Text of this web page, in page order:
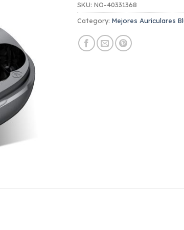
SKU: NO-40331368
Category: Mejores Auriculares